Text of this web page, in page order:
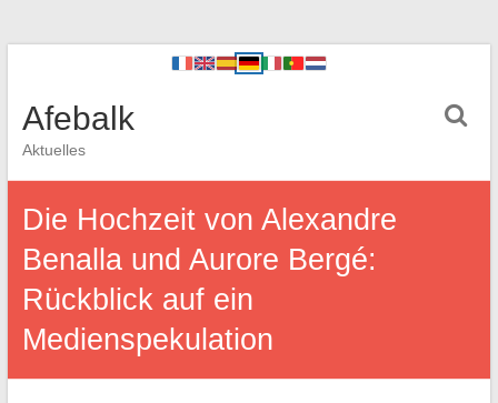
Afebalk
Aktuelles
Die Hochzeit von Alexandre
Benalla und Aurore Bergé:
Rückblick auf ein
Medienspekulation